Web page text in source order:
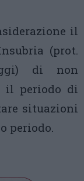
il
(prot.
di non
il periodo di
situazioni
periodo.